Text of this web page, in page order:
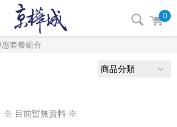
0
套餐組合
商品分類
※ 目前暫無資料 ※